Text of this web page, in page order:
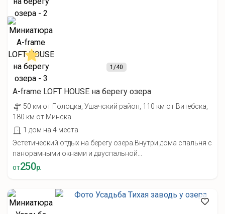
1/40
A-frame LOFT HOUSE на берегу озера
50 км от Полоцка, Ушачский район, 110 км от Витебска,
180 км от Минска
1 дом на 4 места
Эстетический отдых на берегу озера.Внутри дома спальня с
панорамными окнами и двуспальной...
от250р.